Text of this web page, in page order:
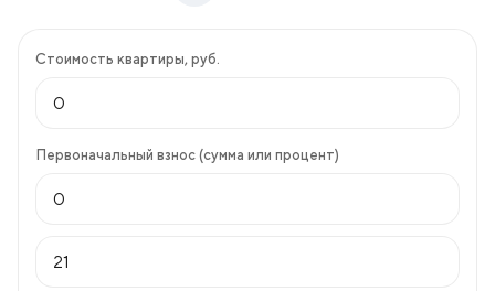
Стоимость квартиры, руб.
Первоначальный взнос (сумма или процент)